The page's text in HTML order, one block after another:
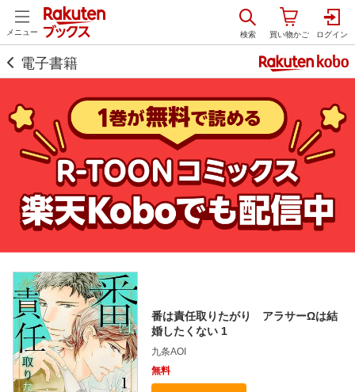
メニュー
電子書籍
番は責任取りたがり アラサーΩは結
婚したくない 1
九条AOI
無料